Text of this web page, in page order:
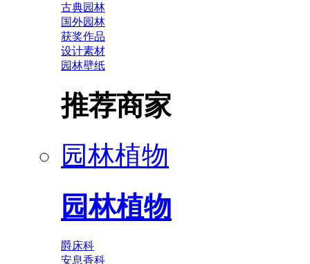
古典园林
国外园林
获奖作品
设计素材
园林壁纸
推荐商家
园林植物
园林植物
爵床科
安息香科